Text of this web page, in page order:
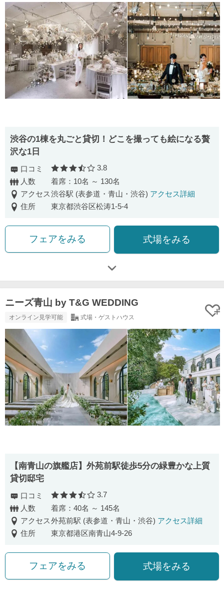
渋⾕の1棟を丸ごと貸切！どこを撮っても絵になる贅
沢な1⽇
口コミ 口コミ評価
3.8
人数
着席：10名 ～ 130名
アクセス渋谷駅 (表参道・青山・渋谷) アクセス詳細
住所
東京都渋谷区松涛1-5-4
フェアをみる 式場をみる
ニーズ青山 by T&G WEDDING
オンライン見学可能 式場・ゲストハウス
【南⻘⼭の旗艦店】外苑前駅徒歩5分の緑豊かな上質
貸切邸宅
口コミ 口コミ評価
3.7
人数
着席：40名 ～ 145名
アクセス外苑前駅 (表参道・青山・渋谷) アクセス詳細
住所
東京都港区南青山4-9-26
フェアをみる 式場をみる